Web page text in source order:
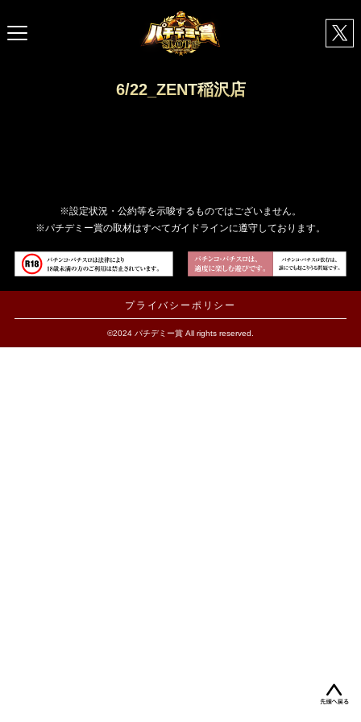
6/22_ZENT稲沢店
※設定状況・公約等を示唆するものではございません。
※パチデミー賞の取材はすべてガイドラインに遵守しております。
プライバシーポリシー
©2024 パチデミー賞 All rights reserved.